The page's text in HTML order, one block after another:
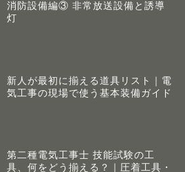
消防設備編③ 非常放送設備と誘導
灯
新人が最初に揃える道具リスト｜電
気工事の現場で使う基本装備ガイド
第二種電気工事士 技能試験の工
具、何をどう揃える？｜圧着工具・